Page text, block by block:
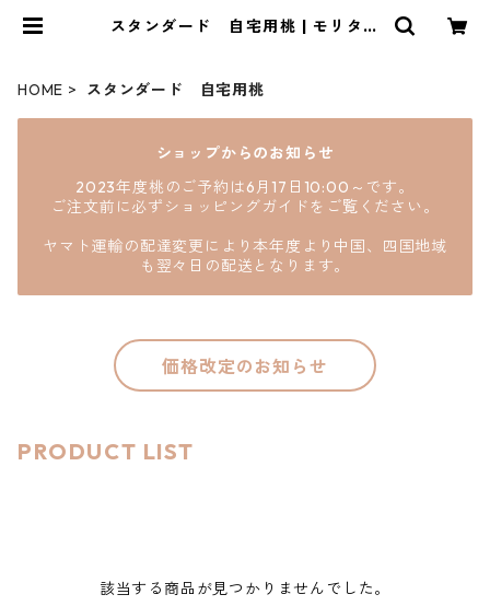
スタンダード 自宅用桃 | モリタフ
HOME スタンダード 自宅用桃
ショップからのお知らせ
2023年度桃のご予約は6月17日10:00～です。
ご注文前に必ずショッピングガイドをご覧ください。
ヤマト運輸の配達変更により本年度より中国、四国地域
も翌々日の配送となります。
価格改定のお知らせ
PRODUCT LIST
該当する商品が見つかりませんでした。